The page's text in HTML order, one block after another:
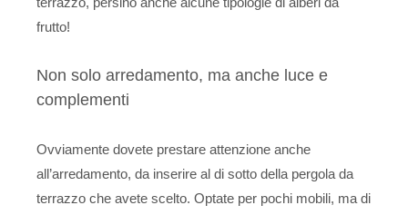
frutto!
Non solo arredamento, ma anche luce e
complementi
Ovviamente dovete prestare attenzione anche
all’arredamento, da inserire al di sotto della pergola da
terrazzo che avete scelto. Optate per pochi mobili, ma di